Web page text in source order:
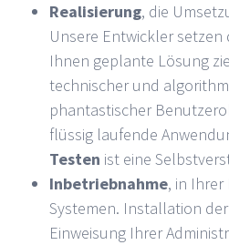
Realisierung, die
Unsere Entwickler setzen
Ihnen geplante Lösung
technischer und
phantastischer
flüssig laufende
Testen ist eine
Inbetriebnahme, in
Systemen. Installation
Einweisung Ihrer